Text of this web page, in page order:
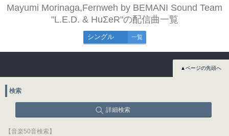
Mayumi Morinaga,Fernweh by BEMANI Sound Team
"L.E.D. & HuΣeR"の配信曲一覧
シングル 一覧
▲ページの先頭へ
検索
詳細検索
【音楽50音検索】